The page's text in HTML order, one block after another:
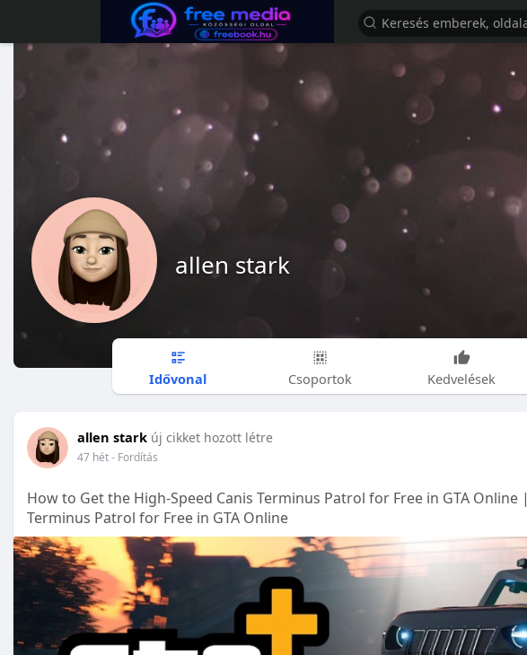
allen stark
Idővonal Csoportok Kedvelések
allen stark új cikket hozott létre
47 hét- Fordítás
How to Get the High-Speed Canis Terminus Patrol for Free in GTA Online |
Terminus Patrol for Free in GTA Online